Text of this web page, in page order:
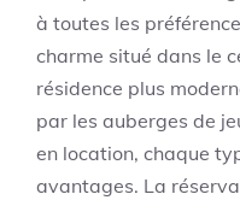
à toutes les
charme situé dans le
résidence plus
par les auberges de
en location, chaque
avantages. La